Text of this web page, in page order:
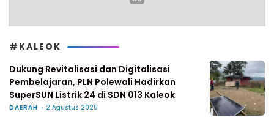
#KALEOK
Dukung Revitalisasi dan Digitalisasi
Pembelajaran, PLN Polewali Hadirkan
SuperSUN Listrik 24 di SDN 013 Kaleok
DAERAH 2 Agustus 2025